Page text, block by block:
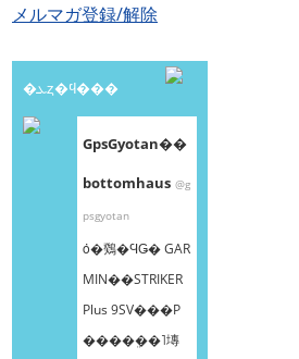
メルマガ登録/解除
�ܥȥ�ϥ���
GpsGyotan��
bottomhaus @g
psgyotan
ȯ�䳫�ϤǤ� GAR
MIN��STRIKER
Plus 9SV���Ρ
����ܸ��˥塼